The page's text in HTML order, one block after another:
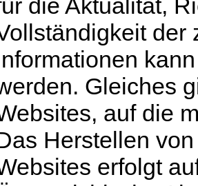
die Aktualität,
der
Gleiches
auf die
Herstellen
erfolgt